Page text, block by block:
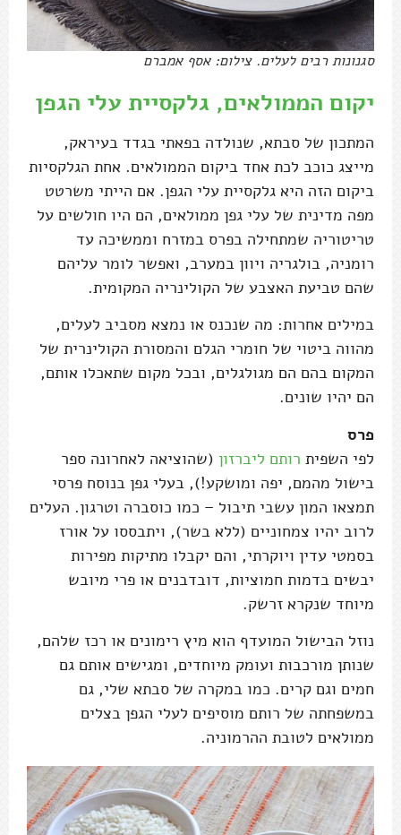
סגנונות רבים לעלים. צילום: אסף אמברם
יקום הממולאים, גלקסיית עלי הגפן
המתכון של סבתא, שנולדה בפאתי בגדד בעיראק,
מייצג כוכב לכת אחד ביקום הממולאים. אחת הגלקסיות
ביקום הזה היא גלקסיית עלי הגפן. אם הייתי משרטט
מפה מדינית של עלי גפן ממולאים, הם היו חולשים על
טריטוריה שמתחילה בפרס במזרח וממשיכה עד
רומניה, בולגריה ויוון במערב, ואפשר לומר עליהם
שהם טביעת האצבע של הקולינריה המקומית.
במילים אחרות: מה שנכנס או נמצא מסביב לעלים,
מהווה ביטוי של חומרי הגלם והמסורת הקולינרית של
המקום בהם הם מגולגלים, ובכל מקום שתאכלו אותם,
הם יהיו שונים.
פרס
לפי השפית רותם ליברזון (שהוציאה לאחרונה ספר
בישול מהמם, יפה ומושקע!), בעלי גפן בנוסח פרסי
תמצאו המון עשבי תיבול – כמו כוסברה וטרגון. העלים
לרוב יהיו צמחוניים (ללא בשר), ויתבססו על אורז
בסמטי עדין ויוקרתי, והם יקבלו מתיקות מפירות
יבשים בדמות חמוציות, דובדבנים או פרי מיובש
מיוחד שנקרא זרשק.
נוזל הבישול המועדף הוא מיץ רימונים או רכז שלהם,
שנותן מורכבות ועומק מיוחדים, ומגישים אותם גם
חמים וגם קרים. כמו במקרה של סבתא שלי, גם
במשפחתה של רותם מוסיפים לעלי הגפן בצלים
ממולאים לטובת ההרמוניה.